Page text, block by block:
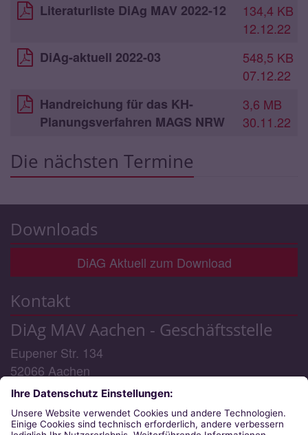
Literaturliste DiAg MAV 2022-12
134,4 KB
12.12.22
DiAg-aktuell 2022-03
548,5 KB
07.12.22
Handreichung für das KH-
Planungsverfahren MAGS NRW
3,6 MB
30.11.22
Die nächsten Termine
Downloads
DiAG Aktuell zum Download
Kontakt
DiAg MAV Aachen - Geschäftsstelle
Eupener Str. 134
52066 Aachen
Telefon: 0241/6000 48 - 0 (Geschäftsstelle) / -3
(MAV-Rechtsberatung)
E-Mail: diag-mav@bistum-aachen.de